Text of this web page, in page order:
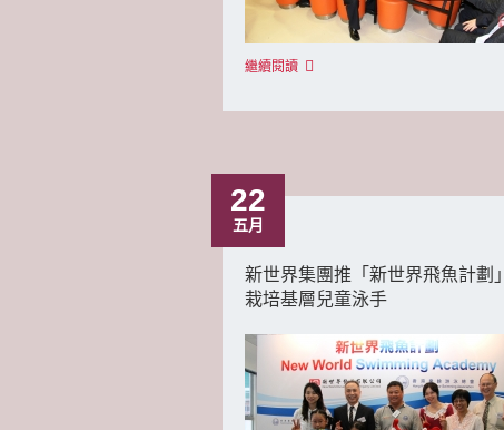
繼續閱讀
22
五月
新世界集團推「新世界飛魚計劃」
栽培基層兒童泳手